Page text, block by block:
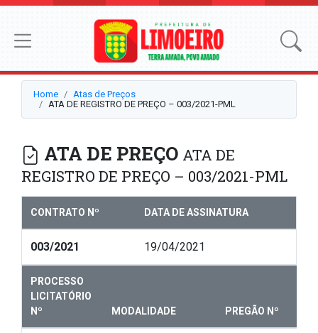
Home
Atas de Preços
ATA DE REGISTRO DE PREÇO – 003/2021-PML
ATA DE PREÇO ATA DE
REGISTRO DE PREÇO – 003/2021-PML
CONTRATO Nº DATA DE ASSINATURA
003/2021 19/04/2021
PROCESSO
LICITATÓRIO
Nº
MODALIDADE PREGÃO Nº